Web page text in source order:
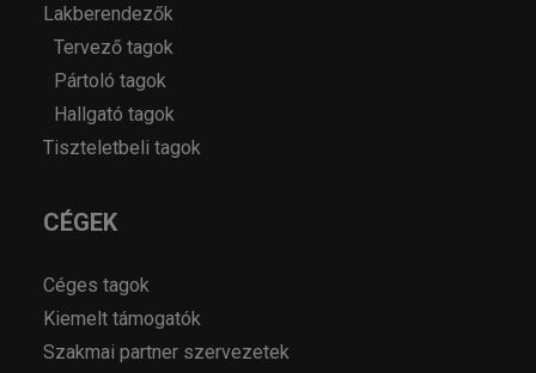
Lakberendezők
Tervező tagok
Pártoló tagok
Hallgató tagok
Tiszteletbeli tagok
CÉGEK
Céges tagok
Kiemelt támogatók
Szakmai partner szervezetek